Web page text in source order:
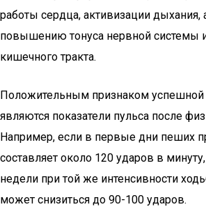
работы сердца, активизации дыхания,
повышению тонуса нервной системы
кишечного тракта.
Положительным признаком успешной
являются показатели пульса после
Например, если в первые дни пеших
составляет около 120 ударов в
недели при той же интенсивности
может снизиться до 90-100 ударов.